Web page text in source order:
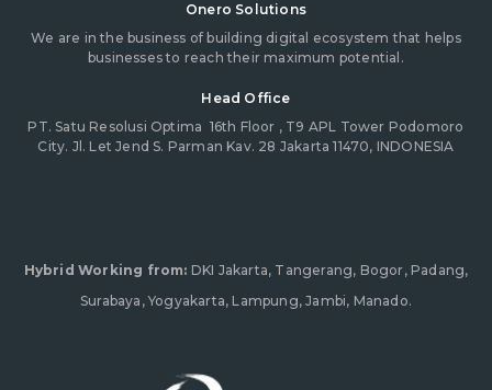
Onero Solutions
We are in the business of building digital ecosystem that helps
businesses to reach their maximum potential.
Head Office
PT. Satu Resolusi Optima 16th Floor , T9 APL Tower Podomoro
City. Jl. Let Jend S. Parman Kav. 28 Jakarta 11470, INDONESIA
Hybrid Working from: DKI Jakarta, Tangerang, Bogor, Padang,
Surabaya, Yogyakarta, Lampung, Jambi, Manado.